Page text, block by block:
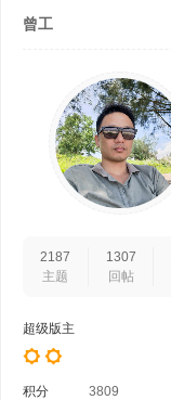
曾工
2187
主题
1307
回帖
超级版主
积分 3809